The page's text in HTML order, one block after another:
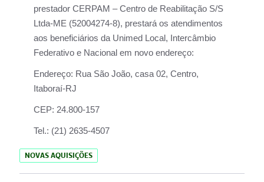
prestador CERPAM – Centro de Reabilitação S/S
Ltda-ME (52004274-8), prestará os atendimentos
aos beneficiários da Unimed Local, Intercâmbio
Federativo e Nacional em novo endereço:
Endereço: Rua São João, casa 02, Centro,
Itaboraí-RJ
CEP: 24.800-157
Tel.: (21) 2635-4507
NOVAS AQUISIÇÕES